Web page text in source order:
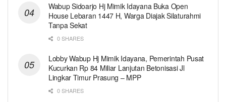
Wabup Sidoarjo Hj Mimik Idayana Buka Open
House Lebaran 1447 H, Warga Diajak Silaturahmi
Tanpa Sekat
0 SHARES
Lobby Wabup Hj Mimik Idayana, Pemerintah Pusat
Kucurkan Rp 84 Miliar Lanjutan Betonisasi Jl
Lingkar Timur Prasung – MPP
0 SHARES